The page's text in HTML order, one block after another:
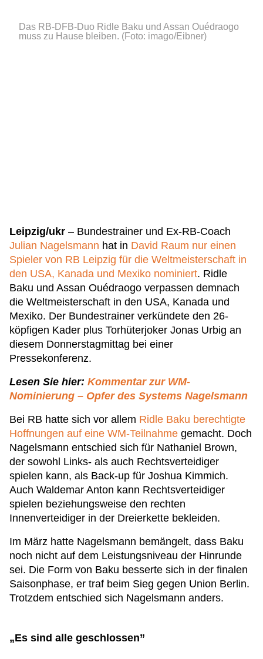
Das RB-DFB-Duo Ridle Baku und Assan Ouédraogo
muss zu Hause bleiben. (Foto: imago/Eibner)
Leipzig/ukr – Bundestrainer und Ex-RB-Coach
Julian Nagelsmann hat in David Raum nur einen
Spieler von RB Leipzig für die Weltmeisterschaft in
den USA, Kanada und Mexiko nominiert. Ridle
Baku und Assan Ouédraogo verpassen demnach
die Weltmeisterschaft in den USA, Kanada und
Mexiko. Der Bundestrainer verkündete den 26-
köpfigen Kader plus Torhüterjoker Jonas Urbig an
diesem Donnerstagmittag bei einer
Pressekonferenz.
Lesen Sie hier: Kommentar zur WM-
Nominierung – Opfer des Systems Nagelsmann
Bei RB hatte sich vor allem Ridle Baku berechtigte
Hoffnungen auf eine WM-Teilnahme gemacht. Doch
Nagelsmann entschied sich für Nathaniel Brown,
der sowohl Links- als auch Rechtsverteidiger
spielen kann, als Back-up für Joshua Kimmich.
Auch Waldemar Anton kann Rechtsverteidiger
spielen beziehungsweise den rechten
Innenverteidiger in der Dreierkette bekleiden.
Im März hatte Nagelsmann bemängelt, dass Baku
noch nicht auf dem Leistungsniveau der Hinrunde
sei. Die Form von Baku besserte sich in der finalen
Saisonphase, er traf beim Sieg gegen Union Berlin.
Trotzdem entschied sich Nagelsmann anders.
„Es sind alle geschlossen”